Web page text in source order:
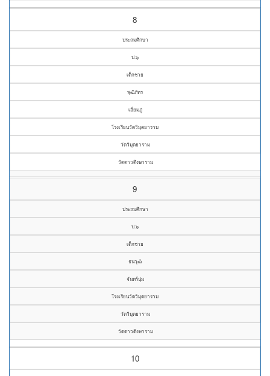
8
ประถมศึกษา
ป.๖
เด็กชาย
พุฒิภัทร
เอี่ยมภู่
โรงเรียนวัดวิมุตยาราม
วัดวิมุตยาราม
วัดดาวดึงษาราม
9
ประถมศึกษา
ป.๖
เด็กชาย
ธนวุฒิ
จันทร์นุ่ม
โรงเรียนวัดวิมุตยาราม
วัดวิมุตยาราม
วัดดาวดึงษาราม
10